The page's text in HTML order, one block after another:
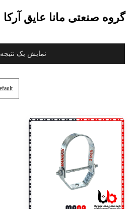
گروه صنعتی مانا عایق آرکا
نمایش یک نتیجه